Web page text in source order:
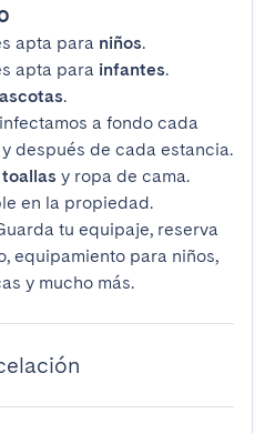
apta para niños.
apta para infantes.
.
a fondo cada
después de cada estancia.
y ropa de cama.
en la propiedad.
tu equipaje, reserva
equipamiento para niños,
y mucho más.